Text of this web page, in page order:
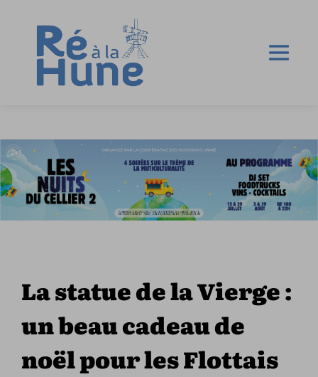
La statue de la Vierge :
un beau cadeau de
noël pour les Flottais